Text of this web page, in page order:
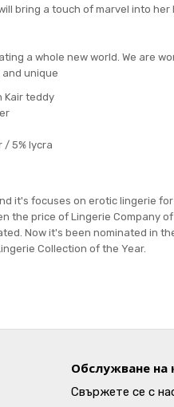
bring a touch of marvel into her
a whole new world. We are
unique
Kair teddy
/ 5% lycra
it's focuses on erotic lingerie
the price of Lingerie Company
Now it's been nominated in
Collection of the Year.
Обслужване на
Свържете се с